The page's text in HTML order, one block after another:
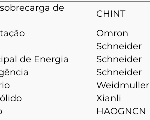
de
CHINT
Omron
Schneider
de Energia
Schneider
Schneider
Weidmuller
Xianli
HAOGNCN